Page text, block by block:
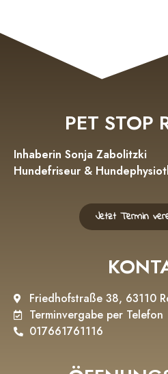
PET STOP
Inhaberin Sonja Zabolitzki
Hundefriseur &
Jetzt Termin
Friedhofstraße 38, 63110
Terminvergabe per Telefon
017661761116